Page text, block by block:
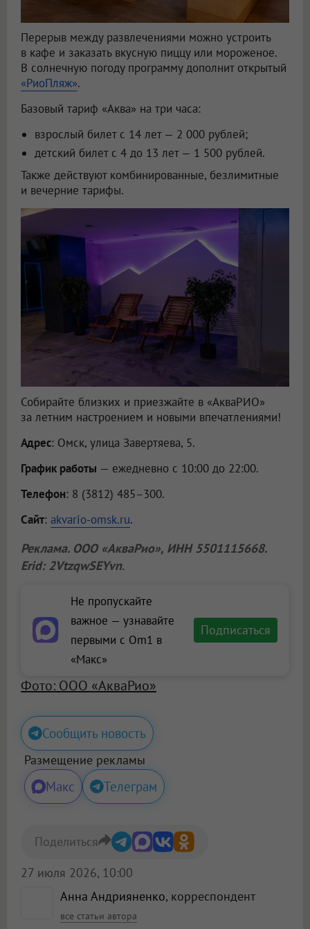
Перерыв между развлечениями можно устроить
в кафе и заказать вкусную пиццу или мороженое.
В солнечную погоду программу дополнит открытый
«РиоПляж».
Базовый тариф «Аква» на три часа:
взрослый билет с 14 лет — 2 000 рублей;
детский билет с 4 до 13 лет — 1 500 рублей.
Также действуют комбинированные, безлимитные
и вечерние тарифы.
Собирайте близких и приезжайте в «АкваРИО»
за летним настроением и новыми впечатлениями!
Адрес: Омск, улица Завертяева, 5.
График работы — ежедневно с 10:00 до 22:00.
Телефон: 8 (3812) 485–300.
Сайт: akvario-omsk.ru.
Реклама. ООО «АкваРио», ИНН 5501115668.
Erid: 2VtzqwSEYvn.
Не пропускайте
важное — узнавайте
первыми с Om1 в
«Макс»
Подписаться
Фото: ООО «АкваРио»
Сообщить новость
Размещение рекламы
Макс Телеграм
Анна Андрияненко, корреспондент
все статьи автора
27 июля 2026, 10:00
Поделиться